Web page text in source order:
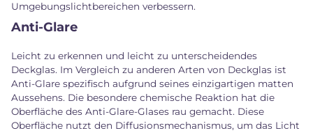
Umgebungslichtbereichen verbessern.
Anti-Glare
Leicht zu erkennen und leicht zu unterscheidendes
Deckglas. Im Vergleich zu anderen Arten von Deckglas ist
Anti-Glare spezifisch aufgrund seines einzigartigen matten
Aussehens. Die besondere chemische Reaktion hat die
Oberfläche des Anti-Glare-Glases rau gemacht. Diese
Oberfläche nutzt den Diffusionsmechanismus, um das Licht